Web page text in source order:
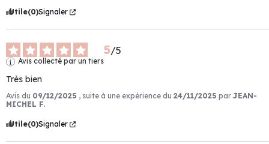
Utile(0)Signaler
5/5
Avis collecté par un tiers
Très bien
Avis du 09/12/2025 , suite à une expérience du 24/11/2025 par JEAN-
MICHEL F.
Utile(0)Signaler